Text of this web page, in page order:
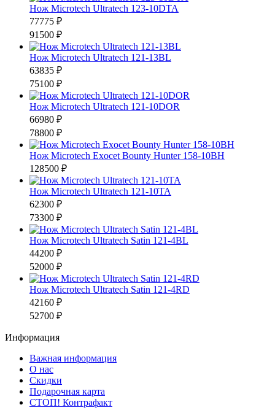
Нож Microtech Ultratech 123-10DTA
77775 ₽
91500 ₽
Нож Microtech Ultratech 121-13BL
63835 ₽
75100 ₽
Нож Microtech Ultratech 121-10DOR
66980 ₽
78800 ₽
Нож Microtech Exocet Bounty Hunter 158-10BH
128500 ₽
Нож Microtech Ultratech 121-10TA
62300 ₽
73300 ₽
Нож Microtech Ultratech Satin 121-4BL
44200 ₽
52000 ₽
Нож Microtech Ultratech Satin 121-4RD
42160 ₽
52700 ₽
Информация
Важная информация
О нас
Скидки
Подарочная карта
СТОП! Контрафакт